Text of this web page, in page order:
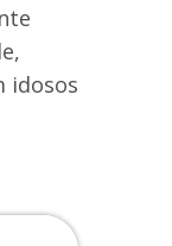
idosos